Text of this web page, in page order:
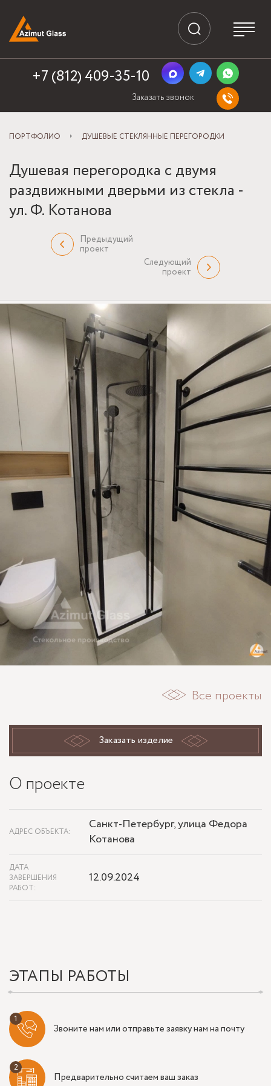
+7 (812) 409-35-10
Заказать звонок
ПОРТФОЛИО ДУШЕВЫЕ СТЕКЛЯННЫЕ ПЕРЕГОРОДКИ
Душевая перегородка с двумя
раздвижными дверьми из стекла -
ул. Ф. Котанова
Предыдущий
проект
Следующий
проект
Все проекты
Заказать изделие
О проекте
АДРЕС ОБЪЕКТА:
Санкт-Петербург, улица Федора
Котанова
ДАТА
ЗАВЕРШЕНИЯ
РАБОТ:
12.09.2024
ЭТАПЫ РАБОТЫ
Звоните нам или отправьте заявку нам на почту
Предварительно считаем ваш заказ